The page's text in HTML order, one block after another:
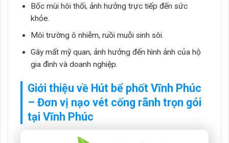
Bốc mùi hôi thối, ảnh hưởng trực tiếp đến sức
khỏe.
Môi trường ô nhiễm, ruồi muỗi sinh sôi.
Gây mất mỹ quan, ảnh hưởng đến hình ảnh của hộ
gia đình và doanh nghiệp.
Giới thiệu về Hút bể phốt Vĩnh Phúc
– Đơn vị nạo vét cống rãnh trọn gói
tại Vĩnh Phúc